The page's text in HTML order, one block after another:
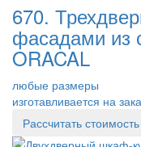
670.
фасадами из
ORACAL
любые размеры
изготавливается на
Рассчитать стоимость